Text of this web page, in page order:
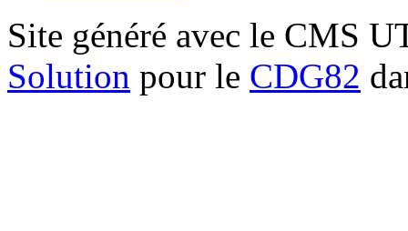
Site généré avec le CMS
Solution pour le CDG82